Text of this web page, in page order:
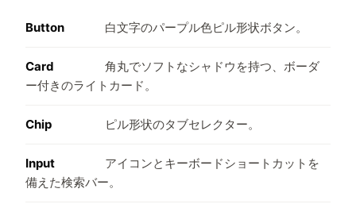
Button 白文字のパープル色ピル形状ボタン。
Card
角丸でソフトなシャドウを持つ、ボーダ
ー付きのライトカード。
Chip ピル形状のタブセレクター。
Input
アイコンとキーボードショートカットを
備えた検索バー。